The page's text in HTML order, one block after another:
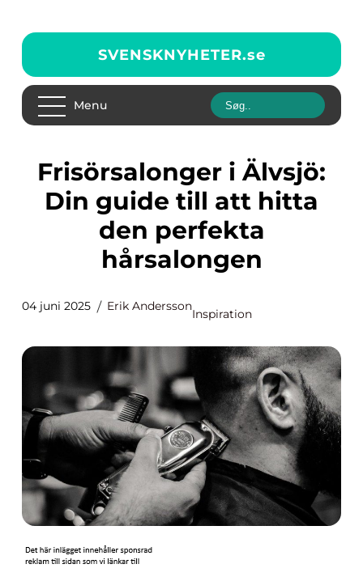
SVENSKNYHETER.se
Menu
Frisörsalonger i Älvsjö:
Din guide till att hitta
den perfekta
hårsalongen
04 juni 2025 Erik Andersson
Inspiration